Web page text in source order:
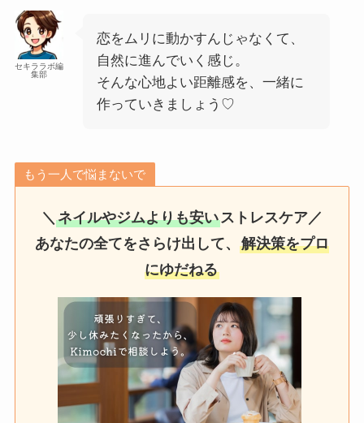
セキララボ編
集部
恋をムリに動かすんじゃなくて、
自然に進んでいく感じ。
そんな心地よい距離感を、一緒に
作っていきましょう♡
もう一人で悩まないで
＼ ネイルやジムよりも安いストレスケア／
あなたの全てをさらけ出して、 解決策をプロ
にゆだねる